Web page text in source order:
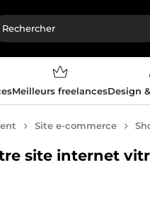
Meilleurs freelancesDesign
Site e-commerce
site internet